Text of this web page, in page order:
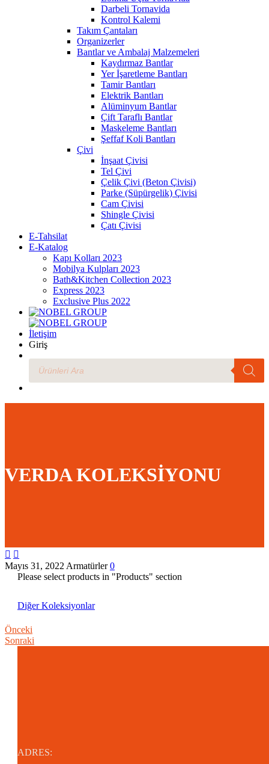
Darbeli Tornavida
Kontrol Kalemi
Takım Çantaları
Organizerler
Bantlar ve Ambalaj Malzemeleri
Kaydırmaz Bantlar
Yer İşaretleme Bantları
Tamir Bantları
Elektrik Bantları
Alüminyum Bantlar
Çift Taraflı Bantlar
Maskeleme Bantları
Şeffaf Koli Bantları
Çivi
İnşaat Çivisi
Tel Çivi
Çelik Çivi (Beton Çivisi)
Parke (Süpürgelik) Çivisi
Cam Çivisi
Shingle Çivisi
Çatı Çivisi
E-Tahsilat
E-Katalog
Kapı Kolları 2023
Mobilya Kulpları 2023
Bath&Kitchen Collection 2023
Express 2023
Exclusive Plus 2022
İletişim
Giriş
Products
search
VERDA KOLEKSİYONU
 
Mayıs 31, 2022 Armatürler 0
Please select products in "Products" section
Diğer Koleksiyonlar
Önceki
Sonraki
ADRES: